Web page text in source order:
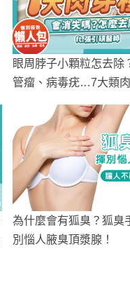
眼周脖子小顆粒怎去除
管瘤、病毒疣…7大類
為什麼會有狐臭？狐臭
別惱人腋臭頂漿腺！